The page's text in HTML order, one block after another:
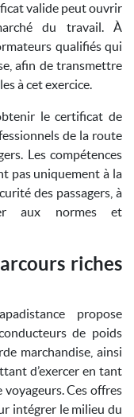
valide peut ouvrir
du travail. À
qualifiés qui
afin de transmettre
à cet exercice.
le certificat de
de la route
Les compétences
pas uniquement à la
des passagers, à
aux normes et
riches
propose
de poids
marchandise, ainsi
d’exercer en tant
Ces offres
intégrer le milieu du